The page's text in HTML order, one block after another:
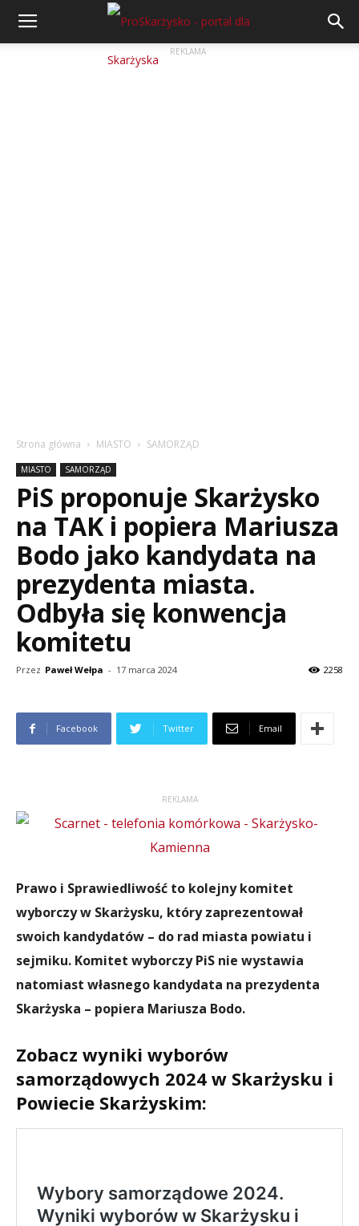
REKLAMA
Strona główna MIASTO SAMORZĄD
MIASTO SAMORZĄD
PiS proponuje Skarżysko
na TAK i popiera Mariusza
Bodo jako kandydata na
prezydenta miasta.
Odbyła się konwencja
komitetu
Przez Paweł Wełpa - 17 marca 2024 2258
Facebook Twitter Email
REKLAMA
Prawo i Sprawiedliwość to kolejny komitet
wyborczy w Skarżysku, który zaprezentował
swoich kandydatów – do rad miasta powiatu i
sejmiku. Komitet wyborczy PiS nie wystawia
natomiast własnego kandydata na prezydenta
Skarżyska – popiera Mariusza Bodo.
Zobacz wyniki wyborów
samorządowych 2024 w Skarżysku i
Powiecie Skarżyskim: